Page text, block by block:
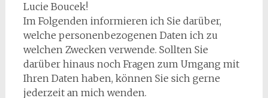
Lucie Boucek!
Im Folgenden informieren ich Sie darüber,
welche personenbezogenen Daten ich zu
welchen Zwecken verwende. Sollten Sie
darüber hinaus noch Fragen zum Umgang mit
Ihren Daten haben, können Sie sich gerne
jederzeit an mich wenden.